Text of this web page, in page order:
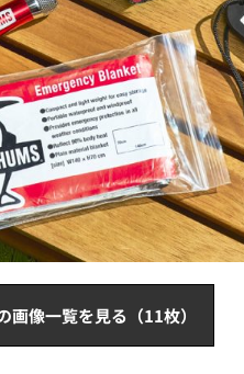
画像一覧を見る（11枚）